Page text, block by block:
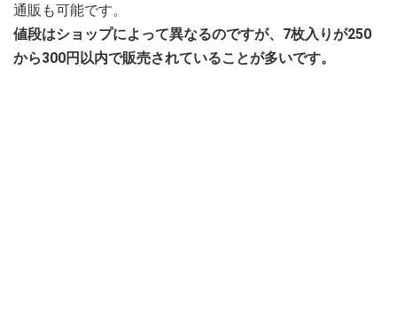
通販も可能です。
値段はショップによって異なるのですが、7枚入りが250
から300円以内で販売されていることが多いです。